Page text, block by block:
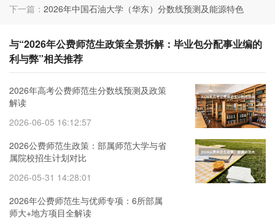
下一篇： 2026年中国石油大学（华东）分数线预测及能源特色
与“2026年公费师范生政策全景拆解：毕业包分配事业编的
利与弊”相关推荐
2026年高考公费师范生分数线预测及政策
解读
2026-06-05 16:12:57
2026公费师范生政策：部属师范大学与省
属院校招生计划对比
2026-05-31 14:28:01
2026年公费师范生与优师专项：6所部属
师大+地方项目全解读